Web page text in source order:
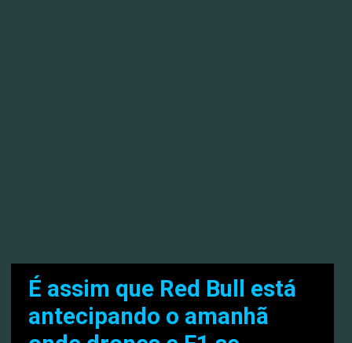
É assim que Red Bull está
antecipando o amanhã